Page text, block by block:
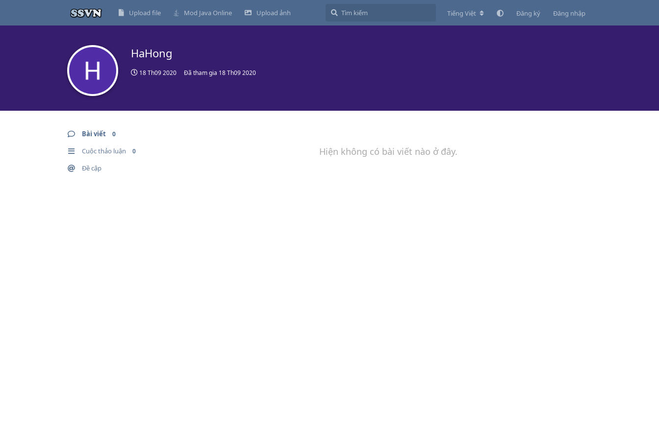
Upload file Mod Java Online Upload ảnh Tiếng Việt Đăng ký Đăng nhập
HaHong
18 Th09 2020 Đã tham gia 18 Th09 2020
Bài viết 0
Cuộc thảo luận 0
Đề cập
Hiện không có bài viết nào ở đây.